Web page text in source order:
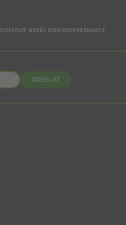
GOLFOVÝ AREÁL ROKUGDPRREDAKCE
ODESLAT